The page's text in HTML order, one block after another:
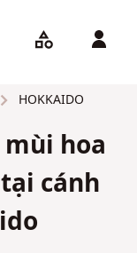
HOKKAIDO
hoa
cánh